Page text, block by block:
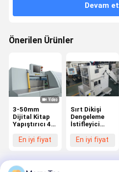
Devam et
Önerilen Ürünler
3-50mm
Dijital Kitap
Yapıştırıcı 4
Mükemmel
En iyi fiyat
Sırt Dikişi
Dengeleme
İstifleyici
Döngü/Y
En iyi fiyat